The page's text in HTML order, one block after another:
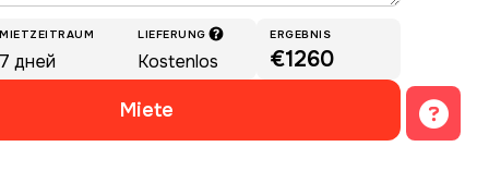
MIETZEITRAUM
7 дней
LIEFERUNG
Kostenlos
ERGEBNIS
€1260
Miete